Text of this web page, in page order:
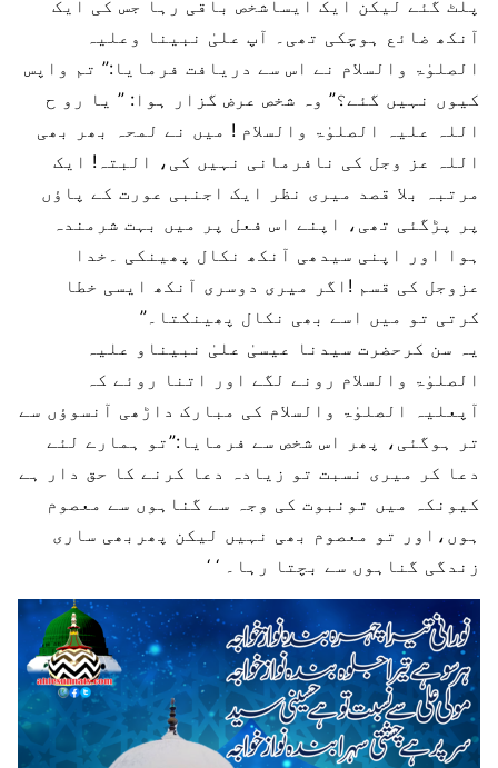
پلٹ گئے لیکن ایک ایساشخص باقی رہا جس کی ایک
آنکھ ضائع ہوچکی تھی۔ آپ علیٰ نبینا وعلیہ
الصلوٰۃ والسلام نے اس سے دریافت فرمایا:” تم واپس
کیوں نہیں گئے؟” وہ شخص عرض گزار ہوا: ” یا رو ح
اللہ علیہ الصلوٰۃ والسلام ! میں نے لمحہ بھر بھی
اللہ عز وجل کی نافرمانی نہیں کی، البتہ! ایک
مرتبہ بلا قصد میری نظر ایک اجنبی عورت کے پاؤں
پر پڑگئی تھی، اپنے اس فعل پر میں بہت شرمندہ
ہوا اور اپنی سیدھی آنکھ نکال پھینکی ۔خدا
عزوجل کی قسم !اگر میری دوسری آنکھ ایسی خطا
کرتی تو میں اسے بھی نکال پھینکتا۔”
یہ سن کرحضرت سیدنا عیسیٰ علیٰ نبیناو علیہ
الصلوٰۃ والسلام رونے لگے اور اتنا روئے کہ
آپعلیہ الصلوٰۃ والسلام کی مبارک داڑھی آنسوؤں سے
تر ہوگئی، پھر اس شخص سے فرمایا:”تو ہمارے لئے
دعا کر میری نسبت تو زیادہ دعا کرنے کا حق دار ہے
کیونکہ میں تونبوت کی وجہ سے گناہوں سے معصوم
ہوں،اور تو معصوم بھی نہیں لیکن پھربھی ساری
زندگی گناہوں سے بچتا رہا۔ ‘ ‘